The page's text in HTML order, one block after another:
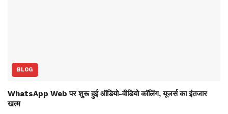
BLOG
WhatsApp Web पर शुरू हुई ऑडियो-वीडियो कॉलिंग, यूजर्स का इंतजार
खत्म